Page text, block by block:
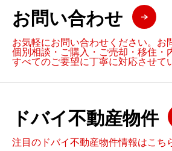
お問い合わせ
お気軽にお問い合わせください。お
個別相談・ご購入・ご売却・移住・
すべてのご要望に丁寧に対応させて
ドバイ不動産物件
注目のドバイ不動産物件情報はこち